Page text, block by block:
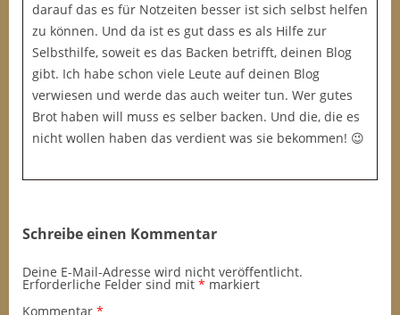
darauf das es für Notzeiten besser ist sich selbst helfen
zu können. Und da ist es gut dass es als Hilfe zur
Selbsthilfe, soweit es das Backen betrifft, deinen Blog
gibt. Ich habe schon viele Leute auf deinen Blog
verwiesen und werde das auch weiter tun. Wer gutes
Brot haben will muss es selber backen. Und die, die es
nicht wollen haben das verdient was sie bekommen! 😉
Schreibe einen Kommentar
Deine E-Mail-Adresse wird nicht veröffentlicht.
Erforderliche Felder sind mit * markiert
Kommentar *